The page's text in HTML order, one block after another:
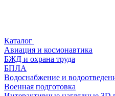
Каталог
Авиация и космонавтика
БЖД и охрана труда
БПЛА
Водоснабжение и
Военная подготовка